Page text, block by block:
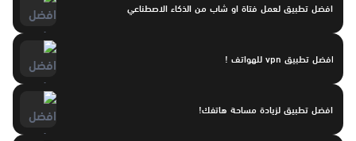
افضل تطبيق لعمل فتاة او شاب من الذكاء الاصطناعي
افضل تطبيق vpn للهواتف !
افضل تطبيق لزيادة مساحة هاتفك!